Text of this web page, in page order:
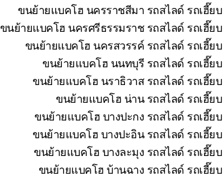
ขนย้ายแบคโฮ นครราชสีมา รถสไลด์ รถเฮี๊ย
ขนย้ายแบคโฮ นครศรีธรรมราช รถสไลด์ รถเฮี๊ย
ขนย้ายแบคโฮ นครสวรรค์ รถสไลด์ รถเฮี๊ย
ขนย้ายแบคโฮ นนทบุรี รถสไลด์ รถเฮี๊ย
ขนย้ายแบคโฮ นราธิวาส รถสไลด์ รถเฮี๊ย
ขนย้ายแบคโฮ น่าน รถสไลด์ รถเฮี๊ย
ขนย้ายแบคโฮ บางปะกง รถสไลด์ รถเฮี๊ย
ขนย้ายแบคโฮ บางปะอิน รถสไลด์ รถเฮี๊ย
ขนย้ายแบคโฮ บางละมุง รถสไลด์ รถเฮี๊ย
ขนย้ายแบคโฮ บ้านฉาง รถสไลด์ รถเฮี๊ย